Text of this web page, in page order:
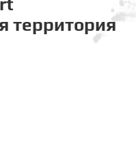
территория